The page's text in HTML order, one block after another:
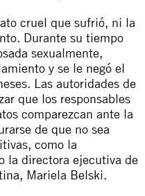
cruel que sufrió, ni la
Durante su tiempo
sexualmente,
y se le negó el
Las autoridades de
que los responsables
comparezcan ante la
de que no sea
como la
la directora ejecutiva de
Mariela Belski.